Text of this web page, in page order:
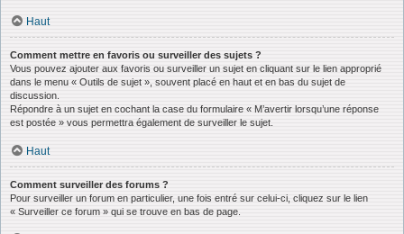
Haut
Comment mettre en favoris ou surveiller des sujets ?
Vous pouvez ajouter aux favoris ou surveiller un sujet en cliquant sur le lien approprié
dans le menu « Outils de sujet », souvent placé en haut et en bas du sujet de
discussion.
Répondre à un sujet en cochant la case du formulaire « M’avertir lorsqu’une réponse
est postée » vous permettra également de surveiller le sujet.
Haut
Comment surveiller des forums ?
Pour surveiller un forum en particulier, une fois entré sur celui-ci, cliquez sur le lien
« Surveiller ce forum » qui se trouve en bas de page.